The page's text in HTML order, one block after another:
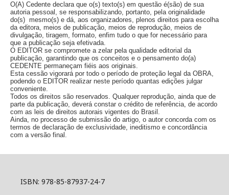
O(A) Cedente declara que o(s) texto(s) em questão é(são) de sua
autoria pessoal, se responsabilizando, portanto, pela originalidade
do(s) mesmo(s) e dá, aos organizadores, plenos direitos para escolha
da editora, meios de publicação, meios de reprodução, meios de
divulgação, tiragem, formato, enfim tudo o que for necessário para
que a publicação seja efetivada.
O EDITOR se compromete a zelar pela qualidade editorial da
publicação, garantindo que os conceitos e o pensamento do(a)
CEDENTE permaneçam fiéis aos originais.
Esta cessão vigorará por todo o período de proteção legal da OBRA,
podendo o EDITOR realizar neste período quantas edições julgar
conveniente.
Todos os direitos são reservados. Qualquer reprodução, ainda que de
parte da publicação, deverá constar o crédito de referência, de acordo
com as leis de direitos autorais vigentes do Brasil.
Ainda, no processo de submissão do artigo, o autor concorda com os
termos de declaração de exclusividade, ineditismo e concordância
com a versão final.
ISBN: 978-85-87937-24-7